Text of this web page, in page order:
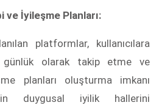
ve İyileşme Planları:
platformlar, kullanıcılara
günlük olarak takip etme ve
planları oluşturma imkanı
duygusal iyilik hallerini